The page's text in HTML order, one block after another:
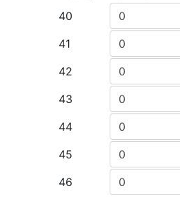
40
41
42
43
44
45
46